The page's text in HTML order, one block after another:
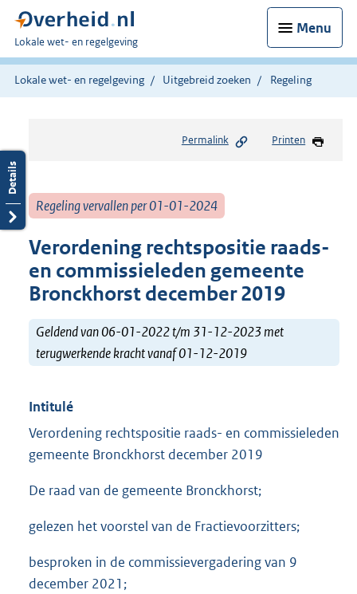
Menu
U
bent
hier:
Lokale wet- en regelgeving
Lokale wet- en regelgeving Uitgebreid zoeken Regeling
Permalink Printen
Regeling vervallen per 01-01-2024
Verordening rechtspositie raads-
en commissieleden gemeente
Bronckhorst december 2019
Geldend van 06-01-2022 t/m 31-12-2023 met
terugwerkende kracht vanaf 01-12-2019
Intitulé
Verordening rechtspositie raads- en commissieleden
gemeente Bronckhorst december 2019
De raad van de gemeente Bronckhorst;
gelezen het voorstel van de Fractievoorzitters;
besproken in de commissievergadering van 9
december 2021;